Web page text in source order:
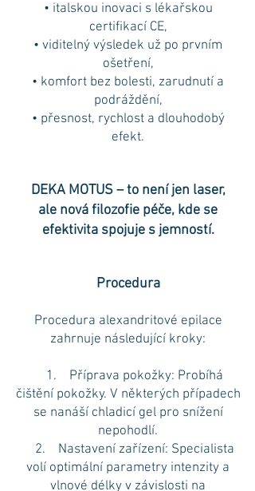
• italskou inovaci s lékařskou
certifikací CE,
• viditelný výsledek už po prvním
ošetření,
• komfort bez bolesti, zarudnutí a
podráždění,
• přesnost, rychlost a dlouhodobý
efekt.
DEKA MOTUS – to není jen laser,
ale nová filozofie péče, kde se
efektivita spojuje s jemností.
Procedura
Procedura alexandritové epilace
zahrnuje následující kroky:
1. Příprava pokožky: Probíhá
čištění pokožky. V některých případech
se nanáší chladicí gel pro snížení
nepohodlí.
2. Nastavení zařízení: Specialista
volí optimální parametry intenzity a
vlnové délky v závislosti na